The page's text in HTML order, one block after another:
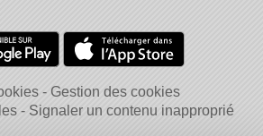
Gestion des cookies
Signaler un contenu inapproprié